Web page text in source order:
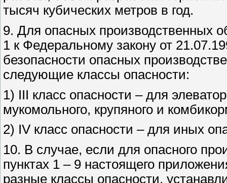
тысяч кубических метров в год.
9. Для опасных производственных
1 к Федеральному закону от
безопасности опасных
следующие классы опасности:
1) III класс опасности – для
мукомольного, крупяного и
2) IV класс опасности – для иных
10. В случае, если для опасного
пунктах 1 – 9 настоящего
разные классы опасности,